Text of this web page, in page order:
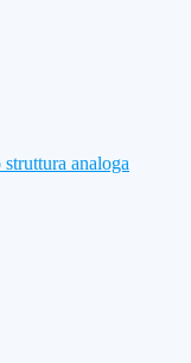
analoga